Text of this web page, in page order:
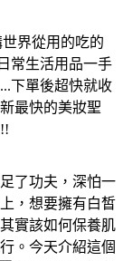
界從用的吃的
常生活用品一手
下單後超快就收
最快的美妝聖
了功夫，深怕一
，想要擁有白皙
實該如何保養肌
。今天介紹這個